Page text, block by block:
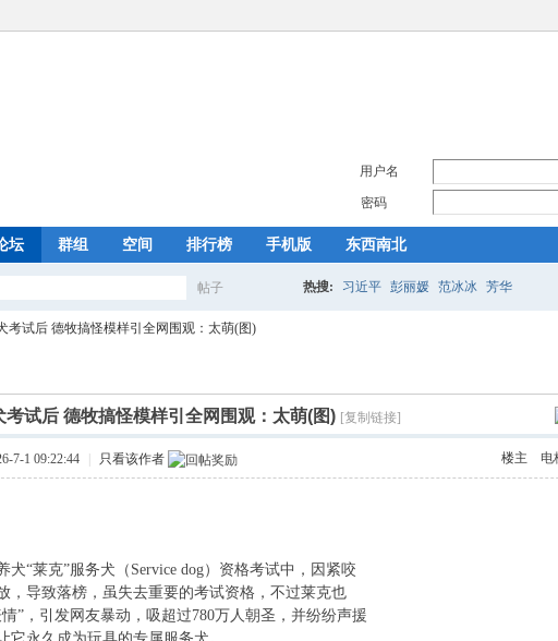
用户名
密码
坛 群组 空间 排行榜 手机版 东西南北
帖子
索
热搜: 习近平 彭丽媛 范冰冰 芳华
考试后 德牧搞怪模样引全网围观：太萌(图)
考试后 德牧搞怪模样引全网围观：太萌(图) [复制链接]
电
楼主
7-1 09:22:44 只看该作者
犬“莱克”服务犬（Service dog）资格考试中，因紧咬
，导致落榜，虽失去重要的考试资格，不过莱克也
”，引发网友暴动，吸超过780万人朝圣，并纷纷声援